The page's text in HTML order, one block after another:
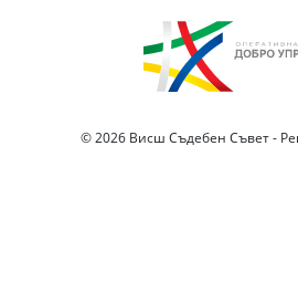
© 2026 Висш Съдебен Съвет -